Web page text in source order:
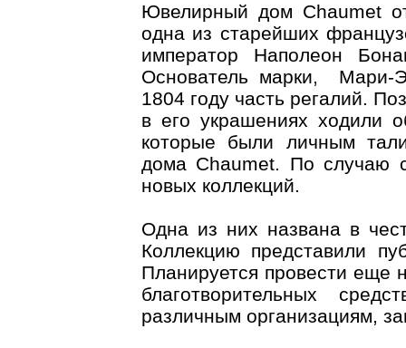
Ювелирный дом Chaumet
одна из старейших
император Наполеон
Основатель марки, Мари-
1804 году часть регалий.
в его украшениях ходили
которые были личным
дома Chaumet. По случаю
новых коллекций.
Одна из них названа в
Коллекцию представили
Планируется провести еще
благотворительных
различным организациям,